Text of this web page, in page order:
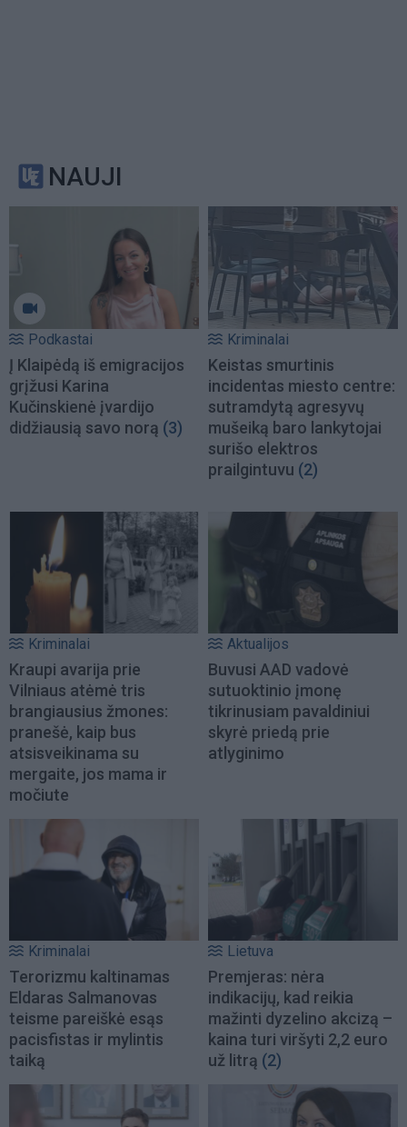
NAUJI
Podkastai
Į Klaipėdą iš emigracijos
grįžusi Karina
Kučinskienė įvardijo
didžiausią savo norą (3)
Kriminalai
Keistas smurtinis
incidentas miesto centre:
sutramdytą agresyvų
mušeiką baro lankytojai
surišo elektros
prailgintuvu (2)
Kriminalai
Kraupi avarija prie
Vilniaus atėmė tris
brangiausius žmones:
pranešė, kaip bus
atsisveikinama su
mergaite, jos mama ir
močiute
Aktualijos
Buvusi AAD vadovė
sutuoktinio įmonę
tikrinusiam pavaldiniui
skyrė priedą prie
atlyginimo
Kriminalai
Terorizmu kaltinamas
Eldaras Salmanovas
teisme pareiškė esąs
pacisfistas ir mylintis
taiką
Lietuva
Premjeras: nėra
indikacijų, kad reikia
mažinti dyzelino akcizą –
kaina turi viršyti 2,2 euro
už litrą (2)